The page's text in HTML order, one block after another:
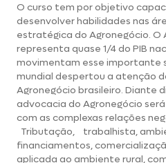
O curso tem por objetivo
desenvolver habilidades nas
estratégica do Agronegócio. O
representa quase 1/4 do PIB
movimentam esse importante
mundial despertou a atenção
Agronegócio brasileiro. Diante
advocacia do Agronegócio
com as complexas relações
Tributação, trabalhista,
financiamentos,
aplicada ao ambiente rural,